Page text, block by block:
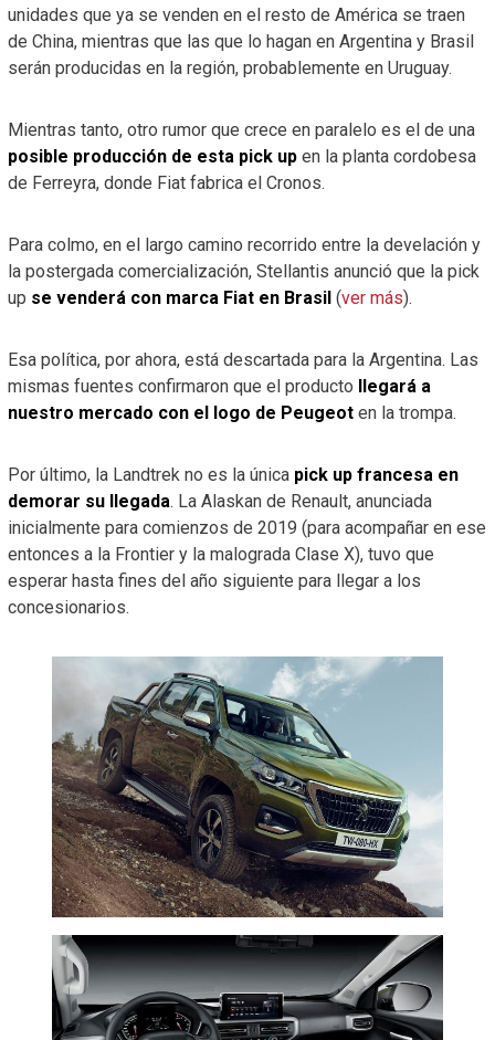
unidades que ya se venden en el resto de América se traen
de China, mientras que las que lo hagan en Argentina y Brasil
serán producidas en la región, probablemente en Uruguay.
Mientras tanto, otro rumor que crece en paralelo es el de una
posible producción de esta pick upen la planta cordobesa
de Ferreyra, donde Fiat fabrica el Cronos.
Para colmo, en el largo camino recorrido entre la develación y
la postergada comercialización, Stellantis anunció que la pick
up se venderá con marca Fiat en Brasil(ver más).
Esa política, por ahora, está descartada para la Argentina. Las
mismas fuentes confirmaron que el producto llegará a
nuestro mercado con el logo de Peugeoten la trompa.
Por último, la Landtrek no es la única pick up francesa en
demorar su llegada. La Alaskan de Renault, anunciada
inicialmente para comienzos de 2019 (para acompañar en ese
entonces a la Frontier y la malograda Clase X), tuvo que
esperar hasta fines del año siguiente para llegar a los
concesionarios.